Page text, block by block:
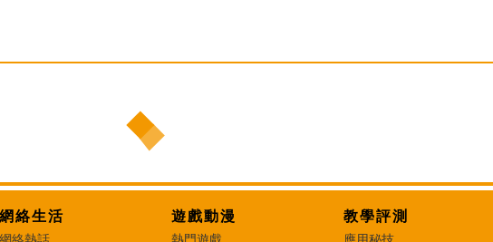
網絡生活
網絡熱話
遊戲動漫
熱門遊戲
教學評測
應用秘技